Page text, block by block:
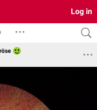
Log in